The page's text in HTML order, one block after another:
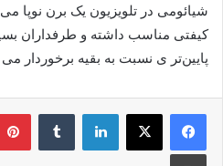
شیائومی در تلویزیون یک برن نوپا
کیفتی مناسب داشته و طرفداران
پایین‌تر ی نسبت به بقیه برخوردار
لینکدین ‫تامبلر
چاپ